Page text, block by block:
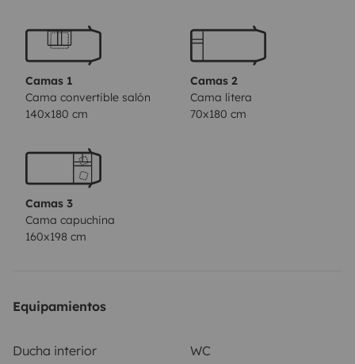
Camas 1
Cama convertible salón
140x180 cm
Camas 2
Cama litera
70x180 cm
Camas 3
Cama capuchina
160x198 cm
Equipamientos
Ducha interior
WC